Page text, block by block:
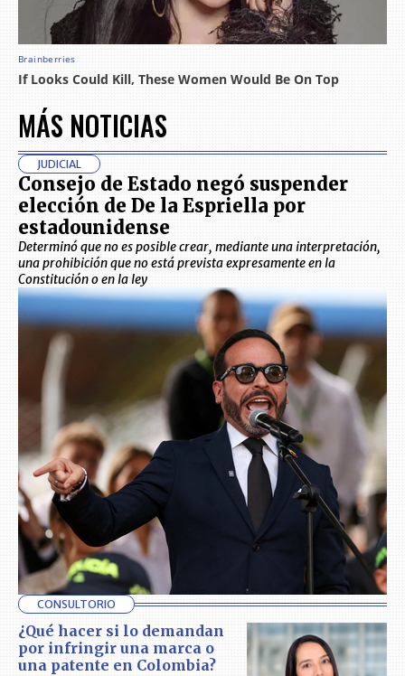
MÁS NOTICIAS
JUDICIAL
Consejo de Estado negó suspender
elección de De la Espriella por
estadounidense
Determinó que no es posible crear, mediante una interpretación,
una prohibición que no está prevista expresamente en la
Constitución o en la ley
CONSULTORIO
¿Qué hacer si lo demandan
por infringir una marca o
una patente en Colombia?